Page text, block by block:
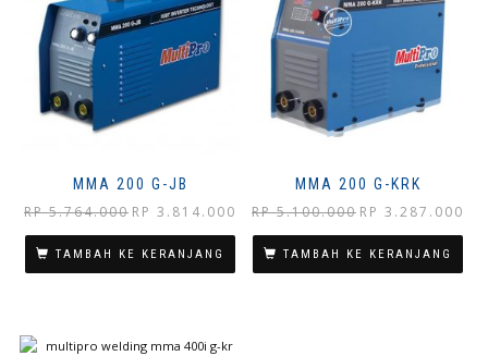
MMA 200 G-JB
RP5.764.000 Harga
adalah:
Rp 5.764.000.
RP 3.814.000 Harga
adalah:
TAMBAH KE KERANJANG
MMA 200 G-KRK
RP5.100.000 Harga
adalah:
Rp 5.100.000.
RP 3.287.000
TAMBAH KE KERANJANG